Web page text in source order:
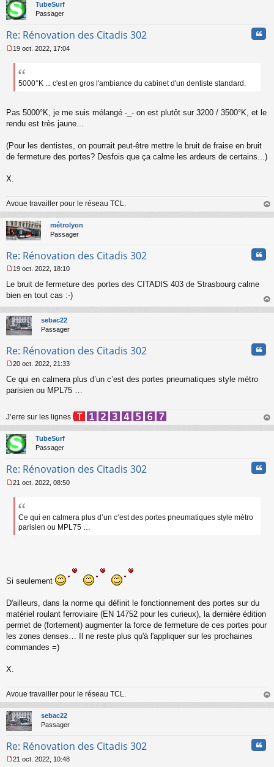
TubeSurf
Passager
Re: Rénovation des Citadis 302
e
a
e
o
l
u
19 oct. 2022, 17:04
5000°K ... c'est en gros l'ambiance du cabinet d'un dentiste standard.
Pas 5000°K, je me suis mélangé -_- on est plutôt sur 3200 / 3500°K, et le
rendu est très jaune...
(Pour les dentistes, on pourrait peut-être mettre le bruit de fraise en bruit
de fermeture des portes? Desfois que ça calme les ardeurs de certains...)
X.
Avoue travailler pour le réseau TCL.
au
métrolyon
Passager
Re: Rénovation des Citadis 302
e
s
a
g
e
o
l
u
19 oct. 2022, 18:10
Le bruit de fermeture des portes des CITADIS 403 de Strasbourg calme
bien en tout cas :-)
au
sebac22
Passager
Re: Rénovation des Citadis 302
e
s
g
e
n
o
n
u
20 oct. 2022, 21:33
Ce qui en calmera plus d’un c’est des portes pneumatiques style métro
parisien ou MPL75 …
J’erre sur les lignes
au
TubeSurf
Passager
Re: Rénovation des Citadis 302
e
g
21 oct. 2022, 08:50
Ce qui en calmera plus d’un c’est des portes pneumatiques style métro
parisien ou MPL75 …
Si seulement
D'ailleurs, dans la norme qui définit le fonctionnement des portes sur du
matériel roulant ferroviaire (EN 14752 pour les curieux), la dernière édition
permet de (fortement) augmenter la force de fermeture de ces portes pour
les zones denses… Il ne reste plus qu'à l'appliquer sur les prochaines
commandes =)
X.
Avoue travailler pour le réseau TCL.
au
sebac22
Passager
Re: Rénovation des Citadis 302
21 oct. 2022, 10:48